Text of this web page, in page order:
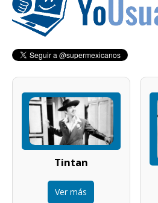
Tintan
Ver más